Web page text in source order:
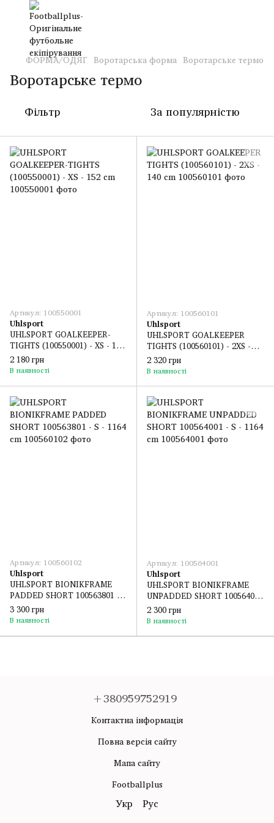
ФОРМА/ОДЯГ Воротарська форма Воротарське термо
Воротарське термо
Фільтр За популярністю
Артикул: 100550001
Uhlsport
UHLSPORT GOALKEEPER-
TIGHTS (100550001) - XS - 152
cm
2 180 грн
В наявності
Артикул: 100560101
Uhlsport
UHLSPORT GOALKEEPER
TIGHTS (100560101) - 2XS -
140 cm
2 320 грн
В наявності
Артикул: 100560102
Uhlsport
UHLSPORT BIONIKFRAME
PADDED SHORT 100563801 - S
- 1164 cm
3 300 грн
В наявності
Артикул: 100564001
Uhlsport
UHLSPORT BIONIKFRAME
UNPADDED SHORT 100564001
- S - 1164 cm
2 300 грн
В наявності
+380959752919
Контактна інформація
Повна версія сайту
Мапа сайту
Footballplus
Укр Рус